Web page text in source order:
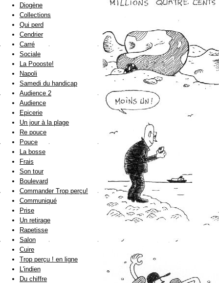
Diogène
Collections
Qui perd
Cendrier
Carré
Sociale
La Poooste!
Napoli
Samedi du handicap
Audience 2
Audience
Epicerie
Un jour à la plage
Re pouce
Pouce
La bosse
Frais
Son tour
Boulevard
Commander Trop perçu!
Communiqué
Prise
Un retirage
Rapetisse
Salon
Cuire
Trop perçu ! en ligne
L'indien
Du chiffre